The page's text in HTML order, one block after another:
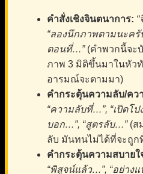
คำสั่งเชิงจินตนาการ:
“ลองนึกภาพตามนะค
ตอนที่…”(คำพวกนี้จะ
ภาพ 3 มิติขึ้นมาในหัว
อารมณ์จะตามมา)
คำกระตุ้นความลับ/คว
“ความลับที่…”, “เปิดโป
บอก…”, “สูตรลับ…”(ส
ลับ มันทนไม่ได้ที่จะถูก
คำกระตุ้นความสบายใ
“พิสูจน์แล้ว…”, “อย่าง